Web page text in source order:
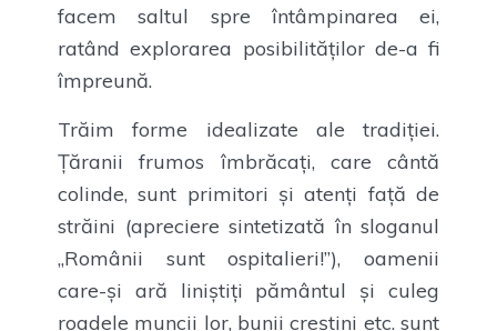
facem saltul spre întâmpinarea ei,
ratând explorarea posibilităților de-a fi
împreună.
Trăim forme idealizate ale tradiției.
Țăranii frumos îmbrăcați, care cântă
colinde, sunt primitori și atenți față de
străini (apreciere sintetizată în sloganul
„Românii sunt ospitalieri!”), oamenii
care-și ară liniștiți pământul și culeg
roadele muncii lor, bunii creștini etc. sunt